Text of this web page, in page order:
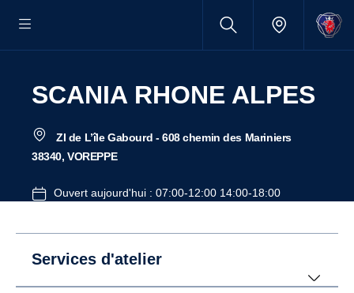
SCANIA RHONE ALPES
ZI de L’île Gabourd - 608 chemin des Mariniers
38340, VOREPPE
Ouvert aujourd'hui : 07:00-12:00 14:00-18:00
Services d'atelier